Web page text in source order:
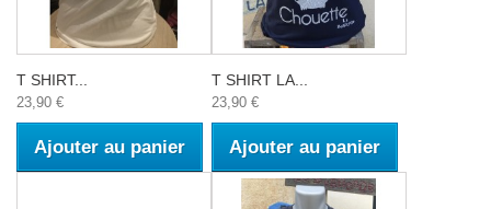
T SHIRT...
23,90 €
Ajouter au panier
T SHIRT LA...
23,90 €
Ajouter au panier